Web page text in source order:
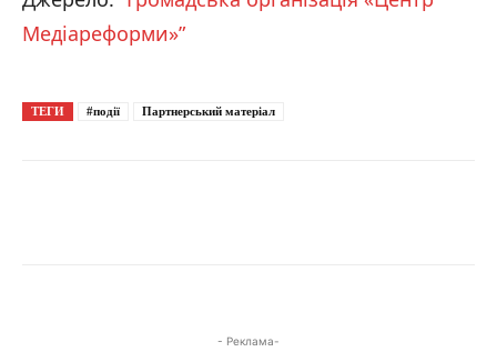
Медіареформи»”
ТЕГИ #події Партнерський матеріал
- Реклама-